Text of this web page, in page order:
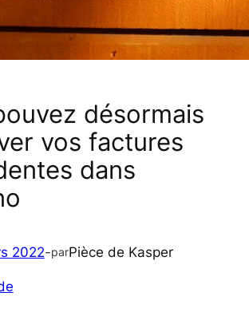
désormais
vos factures
dans
2022-parPièce de Kasper